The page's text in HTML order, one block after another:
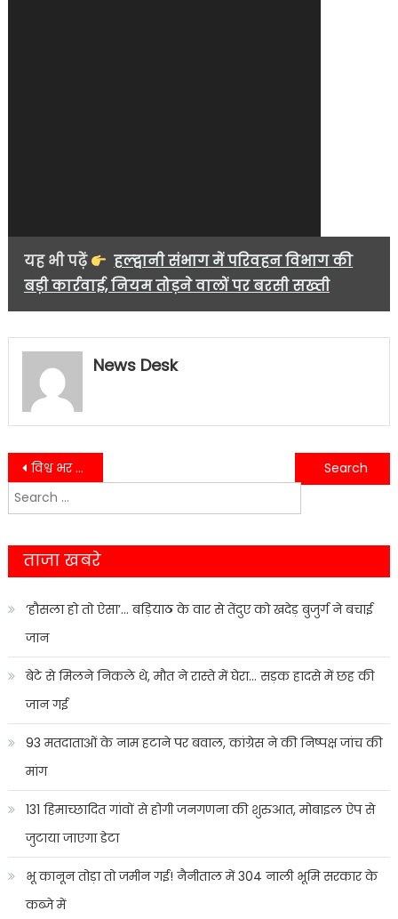
यह भी पढ़ें
हल्द्वानी संभाग में परिवहन विभाग की
बड़ी कार्रवाई, नियम तोड़ने वालों पर बरसी सख्ती
News Desk
Post
navigation
विश्व भर के सभी भक्तों एवं प्रभु प्रेमियों के लिए 75 वां वार्षिक निरंकारी संत समागम….
उपवा उधमसिंहनगर द्वारा पुलिस लाइन रुद्रपुर में किया गया दीपावली मेले का आयोजन….
Search
for:
ताजा खबरे
‘हौसला हो तो ऐसा’… बड़ियाठ के वार से तेंदुए को खदेड़ बुजुर्ग ने बचाई
जान
बेटे से मिलने निकले थे, मौत ने रास्ते में घेरा… सड़क हादसे में छह की
जान गई
93 मतदाताओं के नाम हटाने पर बवाल, कांग्रेस ने की निष्पक्ष जांच की
मांग
131 हिमाच्छादित गांवों से होगी जनगणना की शुरुआत, मोबाइल ऐप से
जुटाया जाएगा डेटा
भू कानून तोड़ा तो जमीन गई! नैनीताल में 304 नाली भूमि सरकार के
कब्जे में